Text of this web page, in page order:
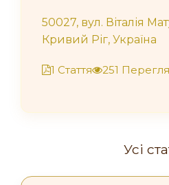
50027, вул. Віталія
Кривий Ріг, Україна
1 Стаття 251
Усі